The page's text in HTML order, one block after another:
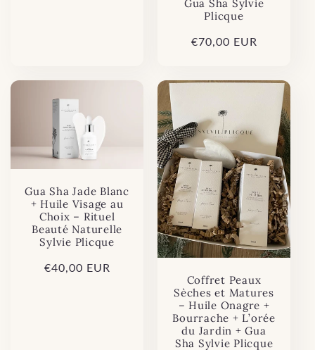
Gua Sha Sylvie
Plicque
Prix
€70,00 EUR
Gua Sha Jade Blanc
+ Huile Visage au
Choix – Rituel
Beauté Naturelle
Sylvie Plicque
Prix
€40,00 EUR
Coffret Peaux
Sèches et Matures
– Huile Onagre +
Bourrache + L’orée
du Jardin + Gua
Sha Sylvie Plicque